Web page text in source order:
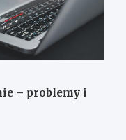
– problemy i